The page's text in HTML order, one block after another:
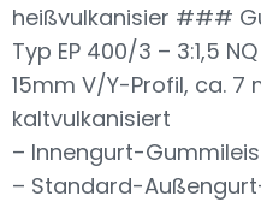
heißvulkanisier ###
Typ EP 400/3 – 3:1,5
15mm V/Y-Profil, ca. 7
kaltvulkanisiert
– Innengurt-
– Standard-